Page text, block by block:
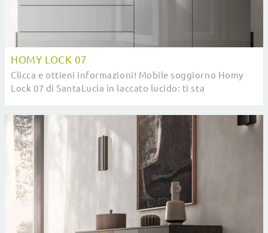
HOMY LOCK 07
Clicca e ottieni informazioni! Mobile soggiorno Homy
Lock 07 di SantaLucia in laccato lucido: ti sta